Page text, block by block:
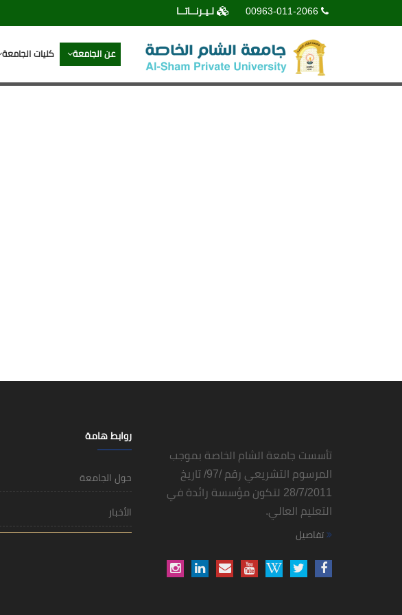
00963-011-2066 لـيـرنــاتــا
عن الجامعة كليات الجامعة
تأسست جامعة الشام الخاصة بموجب
المرسوم التشريعي رقم /97/ تاريخ
28/7/2011 لتكون مؤسسة رائدة في
التعليم العالي.
تفاصيل
روابط هامة
حول الجامعة
الأخبار